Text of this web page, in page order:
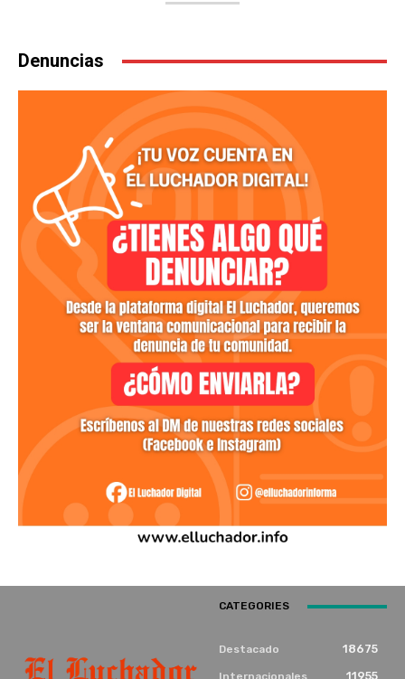
Denuncias
CATEGORIES
Destacado 18675
11955